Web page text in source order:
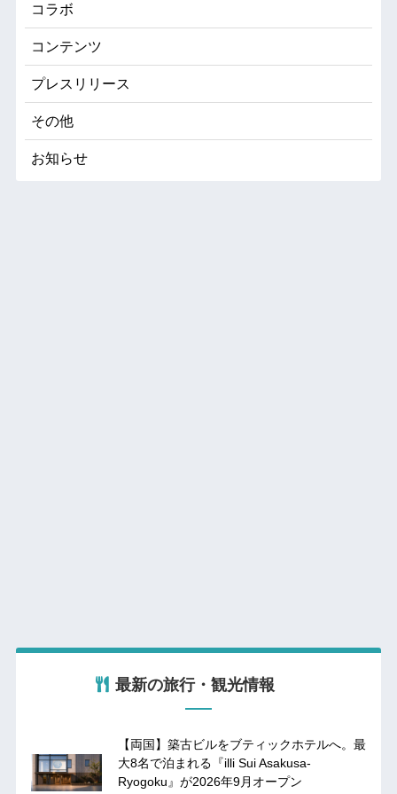
コラボ
コンテンツ
プレスリリース
その他
お知らせ
最新の旅行・観光情報
【両国】築古ビルをブティックホテルへ。最
大8名で泊まれる『illi Sui Asakusa-
Ryogoku』が2026年9月オープン